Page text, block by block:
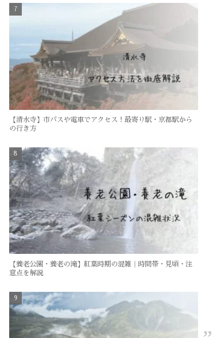
【清水寺】市バスや電車でアクセス！最寄り駅・京都駅から
の行き方
【養老公園・養老の滝】紅葉時期の混雑｜時間帯・見頃・注
意点を解説